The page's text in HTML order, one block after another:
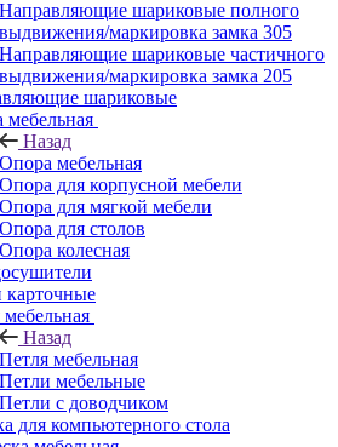
Направляющие шариковые полного
выдвижения/маркировка замка 305
Направляющие шариковые частичного
выдвижения/маркировка замка 205
шариковые
мебельная
Назад
Опора мебельная
Опора для корпусной мебели
Опора для мягкой мебели
Опора для столов
Опора колесная
карточные
Назад
Петля мебельная
Петли мебельные
Петли с доводчиком
для компьютерного стола